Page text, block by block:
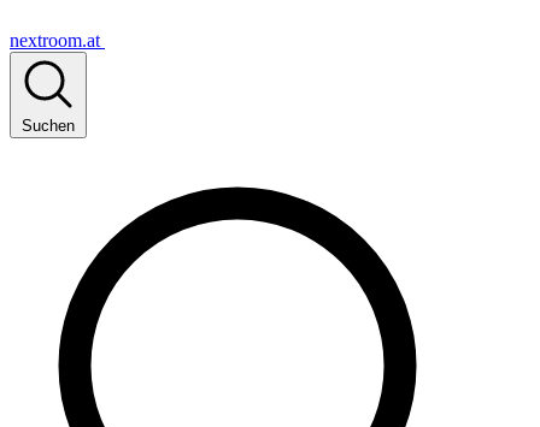
nextroom.at
Suchen